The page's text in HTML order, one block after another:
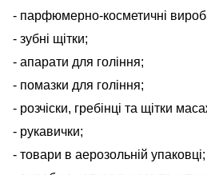
- парфюмерно-косметичні
- зубні щітки;
- апарати для гоління;
- помазки для гоління;
- розчіски, гребінці та щітки
- рукавички;
- товари в аерозольній упаковці;